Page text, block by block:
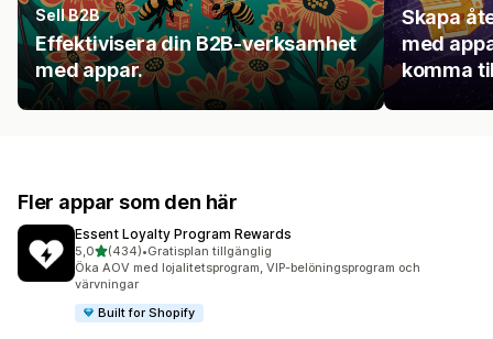
Sell B2B
Effektivisera din B2B-verksamhet
med appar.
Skapa
med
komma
Fler appar som den här
Essent Loyalty Program Rewards
5,0av 5 stjärnor
(434)
434 recensioner totalt
•Gratisplan tillgänglig
Öka AOV med lojalitetsprogram, VIP-belöningsprogram och
värvningar
Built for Shopify